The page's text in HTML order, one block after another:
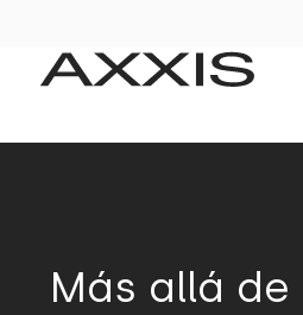
Más allá de